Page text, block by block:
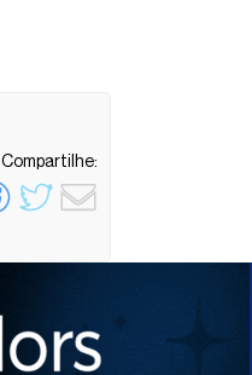
Compartilhe: